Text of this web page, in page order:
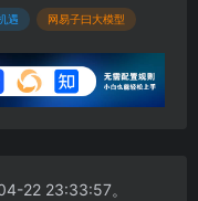
遇 网易子曰大模型
22 23:33:57。